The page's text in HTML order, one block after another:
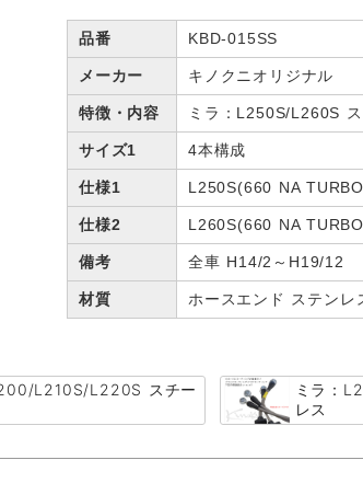
品番 KBD-015SS
メーカー キノクニオリジナル
特徴・内容 ミラ：L250S/L260S
サイズ1 4本構成
仕様1 L250S(660 NA
仕様2 L260S(660 NA
備考 全車 H14/2～H19/12
材質 ホースエンド ステンレ
L210S/L220S スチー
ミラ：
レス